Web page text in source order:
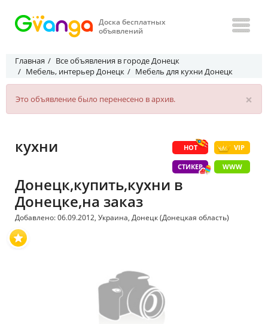
Доска бесплатных
объявлений
Главная
Все объявления в городе Донецк
Мебель, интерьер Донецк
Мебель для кухни Донецк
×
Это объявление было перенесено в архив.
HOT VIP
СТИКЕР WWW
кухни
Донецк,купить,кухни в
Донецке,на заказ
Добавлено: 06.09.2012, Украина, Донецк (Донецкая область)